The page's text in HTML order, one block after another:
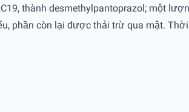
thành desmethylpantoprazol; một
phần còn lại được thải trừ qua mật.